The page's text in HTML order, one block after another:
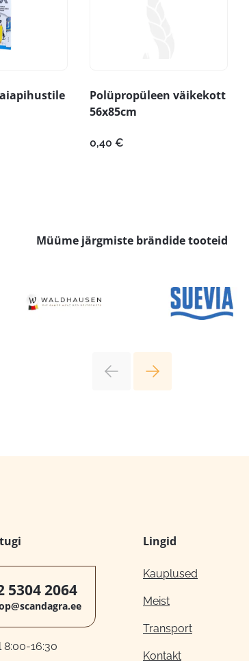
Polüpropüleen väikekott
56x85cm
0,40 €
Müüme järgmiste brändide tooteid
5304 2064
8:00-16:30
Lingid
Kauplused
Meist
Transport
Kontakt